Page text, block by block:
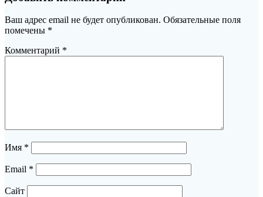
записям
Ваш адрес email не будет опубликован. Обязательные поля
помечены *
Комментарий *
Имя *
Email *
Сайт